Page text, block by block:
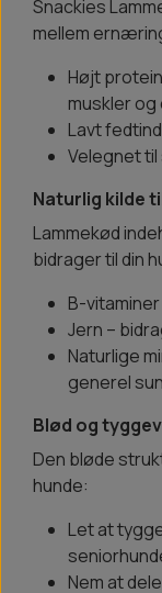
Snackies
mellem
Højt
muskler og
Lavt
Velegnet
Naturlig kilde
Lammekød
bidrager til din
B-
Jern –
Naturlige
generel
Blød og
Den bløde
hunde:
Let at
Nem at